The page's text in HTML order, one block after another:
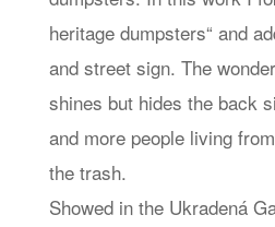
heritage dumpsters“ and
and street sign. The
shines but hides the back
and more people living
the trash.
Showed in the Ukradená